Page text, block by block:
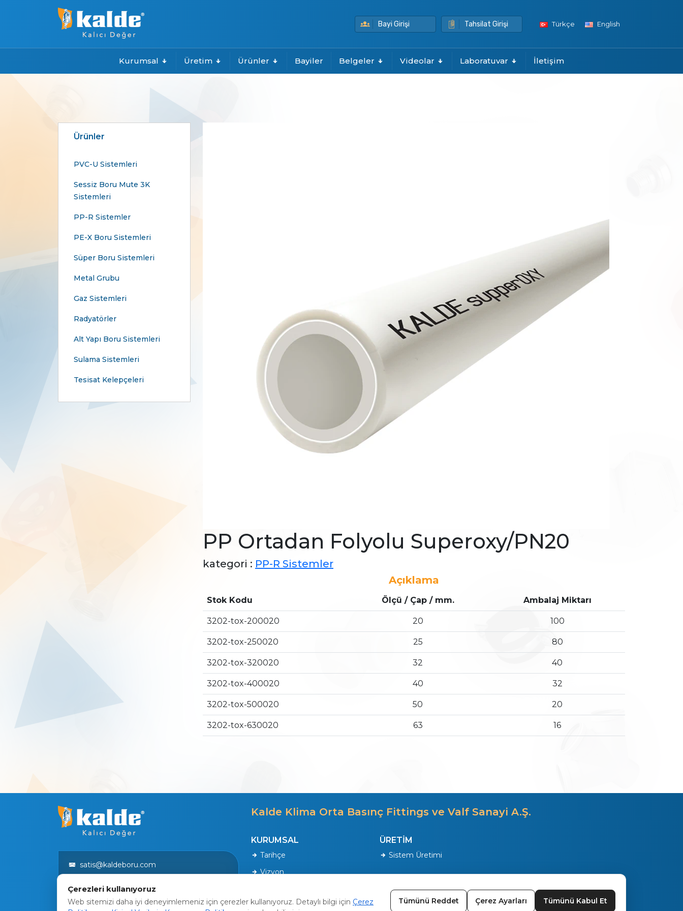
Bayi Girişi Tahsilat Girişi Türkçe English
Kurumsal Üretim Ürünler Bayiler Belgeler Videolar Laboratuvar İletişim
Ürünler
PVC-U Sistemleri
Sessiz Boru Mute 3K
Sistemleri
PP-R Sistemler
PE-X Boru Sistemleri
Süper Boru Sistemleri
Metal Grubu
Gaz Sistemleri
Radyatörler
Alt Yapı Boru Sistemleri
Sulama Sistemleri
Tesisat Kelepçeleri
PP Ortadan Folyolu Superoxy/PN20
kategori : PP-R Sistemler
Açıklama
Stok Kodu Ölçü / Çap / mm. Ambalaj Miktarı
3202-tox-200020 20 100
3202-tox-250020 25 80
3202-tox-320020 32 40
3202-tox-400020 40 32
3202-tox-500020 50 20
3202-tox-630020 63 16
satis@kaldeboru.com
Kalde Klima Orta Basınç Fittings ve Valf Sanayi A.Ş.
KURUMSAL
Tarihçe
Vizyon
ÜRETİM
Sistem Üretimi
Çerezleri kullanıyoruz
Web sitemizi daha iyi deneyimlemeniz için çerezler kullanıyoruz. Detaylı bilgi için Çerez
Tümünü Reddet Çerez Ayarları Tümünü Kabul Et